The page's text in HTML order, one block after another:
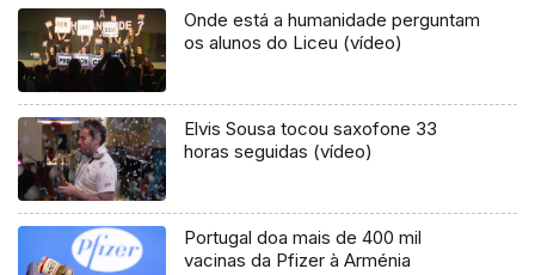
Onde está a humanidade perguntam
os alunos do Liceu (vídeo)
Elvis Sousa tocou saxofone 33
horas seguidas (vídeo)
Portugal doa mais de 400 mil
vacinas da Pfizer à Arménia